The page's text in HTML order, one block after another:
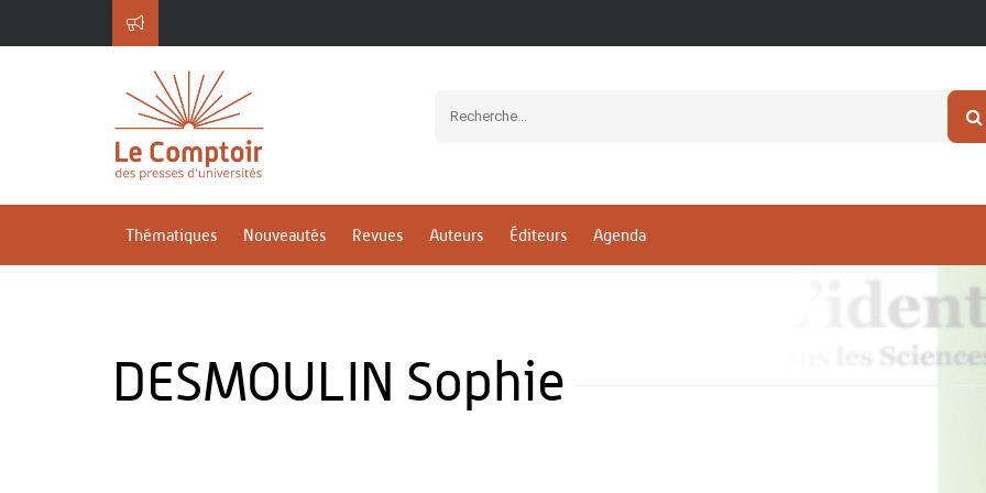
Thématiques Nouveautés Revues Auteurs Éditeurs Agenda
DESMOULIN Sophie